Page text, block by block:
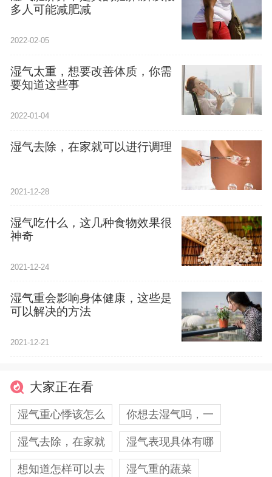
多人可能减肥减
2022-02-05
湿气太重，想要改善体质，你需
要知道这些事
2022-01-04
湿气去除，在家就可以进行调理
2021-12-28
湿气吃什么，这几种食物效果很
神奇
2021-12-24
湿气重会影响身体健康，这些是
可以解决的方法
2021-12-21
大家正在看
湿气重心悸该怎么 你想去湿气吗，一
湿气去除，在家就 湿气表现具体有哪
想知道怎样可以去 湿气重的蔬菜